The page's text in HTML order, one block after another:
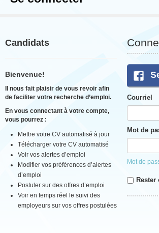
Candidats
Bienvenue!
Il nous fait plaisir de vous revoir afin
de faciliter votre recherche d’emploi.
En vous connectant à votre compte,
vous pourrez :
Mettre votre CV automatisé à jour
Télécharger votre CV automatisé
Voir vos alertes d’emploi
Modifier vos préférences d’alertes
d’emploi
Postuler sur des offres d’emploi
Voir en temps réel le suivi des
employeurs sur vos offres postulées
Courriel
Mot de
Mot de